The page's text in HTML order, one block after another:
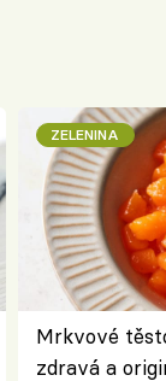
ZELENINA
Mrkvové
zdravá a